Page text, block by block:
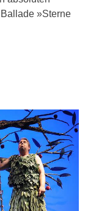
»Sterne